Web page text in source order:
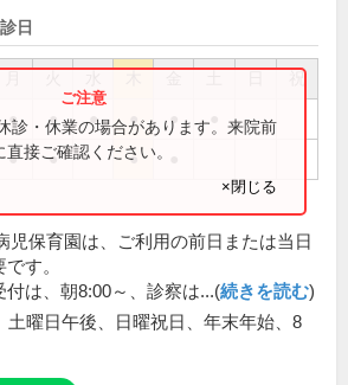
日
祝
● ● ● ● ●
● ● ●
診・休業の場合があります。来院前
接ご確認ください。
×閉じる
児保育園は、ご利用の前日または当日
す。
付は、朝8:00～、診察は...(続きを読む)
土曜日午後、日曜祝日、年末年始、8